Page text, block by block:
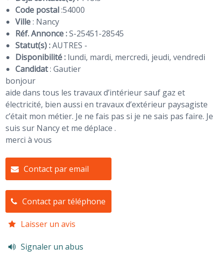
Code postal:54000
Ville: Nancy
Réf. Annonce :S-25451-28545
Statut(s) :AUTRES -
Disponibilité : lundi, mardi, mercredi, jeudi, vendredi
Candidat:Gautier
bonjour
aide dans tous les travaux d’intérieur sauf gaz et
électricité, bien aussi en travaux d’extérieur paysagiste
c’était mon métier. Je ne fais pas si je ne sais pas faire. Je
suis sur Nancy et me déplace .
merci à vous
Contact par email
Contact par téléphone
Laisser un avis
Signaler un abus